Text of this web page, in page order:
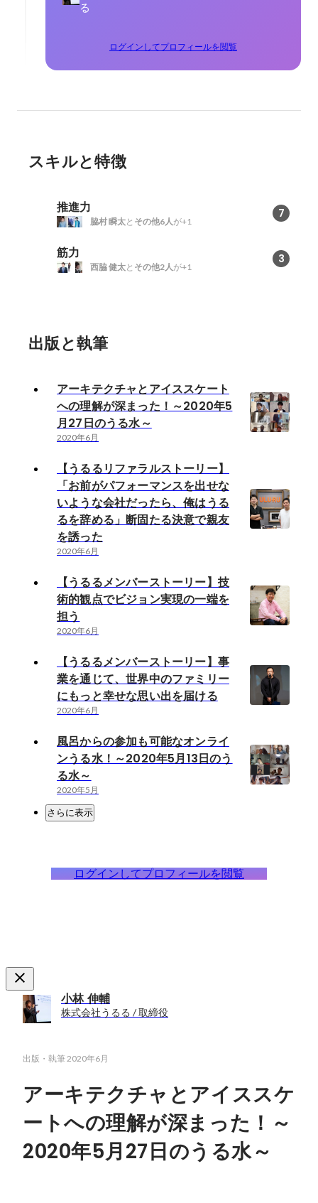
る
ログインしてプロフィールを閲覧
スキルと特徴
推進力 7
脇村 瞬太と その他6人 が+1
筋力 3
西脇 健太と その他2人 が+1
出版と執筆
アーキテクチャとアイススケート
への理解が深まった！～2020年5
月27日のうる水～
2020年6月
【うるるリファラルストーリー】
「お前がパフォーマンスを出せな
いような会社だったら、俺はうる
るを辞める」断固たる決意で親友
を誘った
2020年6月
【うるるメンバーストーリー】技
術的観点でビジョン実現の一端を
担う
2020年6月
【うるるメンバーストーリー】事
業を通じて、世界中のファミリー
にもっと幸せな思い出を届ける
2020年6月
風呂からの参加も可能なオンライ
ンうる水！～2020年5月13日のう
る水～
2020年5月
さらに表示
ログインしてプロフィールを閲覧
小林 伸輔
株式会社うるる / 取締役
出版・執筆 2020年6月
アーキテクチャとアイススケ
ートへの理解が深まった！～
2020年5月27日のうる水～